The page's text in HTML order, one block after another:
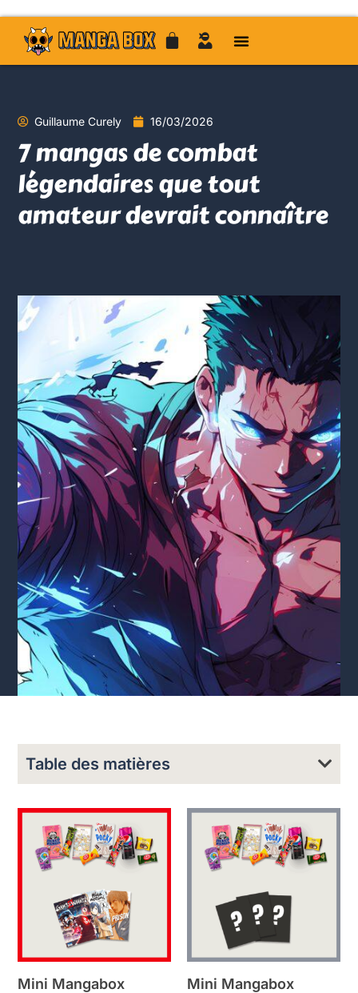
Guillaume Curely 16/03/2026
7 mangas de combat
légendaires que tout
amateur devrait connaître
Table des matières
Mini Mangabox
Mini Mangabox